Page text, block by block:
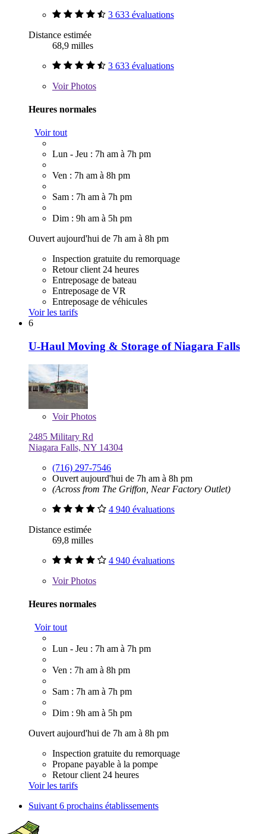
3 633 évaluations
Distance estimée
68,9 milles
3 633 évaluations
VoirPhotos
Heures normales
Voir tout
Lun - Jeu : 7h am à 7h pm
Ven : 7h am à 8h pm
Sam : 7h am à 7h pm
Dim : 9h am à 5h pm
Ouvert aujourd'hui de 7h am à 8h pm
Inspection gratuite du remorquage
Retour client 24 heures
Entreposage de bateau
Entreposage de VR
Entreposage de véhicules
Voir les tarifs
6
U-Haul Moving & Storage of Niagara Falls
VoirPhotos
2485 Military Rd
Niagara Falls, NY 14304
(716) 297-7546
Ouvert aujourd'hui de 7h am à 8h pm
(Across from The Griffon, Near Factory Outlet)
4 940 évaluations
Distance estimée
69,8 milles
4 940 évaluations
VoirPhotos
Heures normales
Voir tout
Lun - Jeu : 7h am à 7h pm
Ven : 7h am à 8h pm
Sam : 7h am à 7h pm
Dim : 9h am à 5h pm
Ouvert aujourd'hui de 7h am à 8h pm
Inspection gratuite du remorquage
Propane payable à la pompe
Retour client 24 heures
Voir les tarifs
Suivant6 prochains établissements